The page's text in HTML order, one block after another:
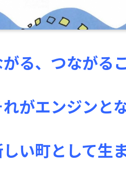
る、つながる
がエンジンとな
い町として生